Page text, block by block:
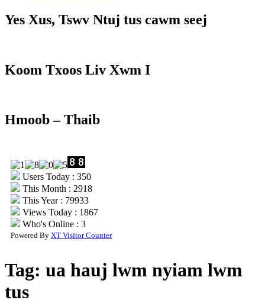
Yes Xus, Tswv Ntuj tus cawm seej
Koom Txoos Liv Xwm I
Hmoob – Thaib
Users Today : 350
This Month : 2918
This Year : 79933
Views Today : 1867
Who's Online : 3
Powered By XT Visitor Counter
Tag: ua hauj lwm nyiam lwm
tus